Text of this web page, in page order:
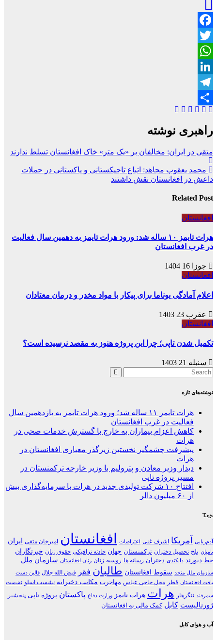
Facebook
Twitter
WhatsApp
LinkedIn
Telegram
Share
راهبری نوشته
متقی در ایران: مخالفان بر «یک متر» خاک افغانستان تسلط ندارند
محمد یعقوب مجاهد: اتباع تاجیکستانی و پاکستانی در حملات
داعش در افغانستان نقش داشتند
Related Post
افغانستان
هرات تایمز ۱۰ ساله شد: ورود هرات تایمز به دهمین سال فعالیت
در غرب افغانستان
جوزا 16 1404
افغانستان
اعلام آمادگی یوناما برای پیکار با مواد مخدر و درمان معتادان
عقرب 23 1403
افغانستان
تکمیل شدن تاپی؛ چرا این پروژه هنوز به مقصد نرسیده است؟
سنبله 21 1403
نوشته‌های تازه
هرات تایمز ۱۱ ساله شد؛ ورود هرات تایمز به یازدهمین سال
فعالیت در غرب افغانستان
کاهش اعزام بیماران به خارج با گسترش خدمات صحی در
هرات
پیشرفت چشمگیر نخستین زیرگذر معیاری افغانستان در
هرات
دیدار وزیر معادن و پترولیم با وزیر خارجه ترکمنستان در
مسیر پروژه تاپی
افتتاح ۱۰ شرکت تولیدی جدید در هرات با سرمایه‌گذاری بیش
از ۶۰ میلیون دالر
Tags
آدم‌ربایی آمریکا اشرف غنی اعتراضات افغانستان امیرخان متقی ایران
بامیان بلخ تحصیل دختران ترکمنستان جهان حادثه ترافیکی حقوق زنان خبرنگاران
خط دیورند دایکندی دختران رسانه ها روسیه زنان زنان افغانستان سازمان ملل
سازمان ملل متحد سقوط افغانستان طالبان فقر فیض الله جلال قالین دست
بافت افغانستان قطر محل حاجی عباس مهاجرت مکاتب دخترانه نشست اسلو نشست
سمرقند ننگرهار هرات هرات تایمز وزارت دفاع پاکستان پروژه تاپی پنجشیر
ژورنالیست کابل کمک مالی به افغانستان
آب و هوای کابل